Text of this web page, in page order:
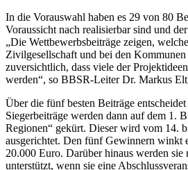
In die Vorauswahl haben es 29 von 80
Voraussicht nach realisierbar sind und
„Die Wettbewerbsbeiträge zeigen,
Zivilgesellschaft und bei den
zuversichtlich, dass viele der
werden“, so BBSR-Leiter Dr. Markus
Über die fünf besten Beiträge
Siegerbeiträge werden dann auf dem 1.
Regionen“ gekürt. Dieser wird vom 14.
ausgerichtet. Den fünf Gewinnern winkt
20.000 Euro. Darüber hinaus werden
unterstützt, wenn sie eine